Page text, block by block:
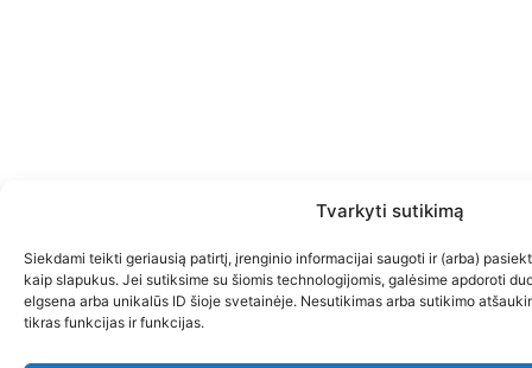
Tvarkyti sutikimą
Siekdami teikti geriausią patirtį, įrenginio informacijai saugoti ir (arba)
kaip slapukus. Jei sutiksime su šiomis technologijomis, galėsime apdoroti
elgsena arba unikalūs ID šioje svetainėje. Nesutikimas arba sutikimo
tikras funkcijas ir funkcijas.